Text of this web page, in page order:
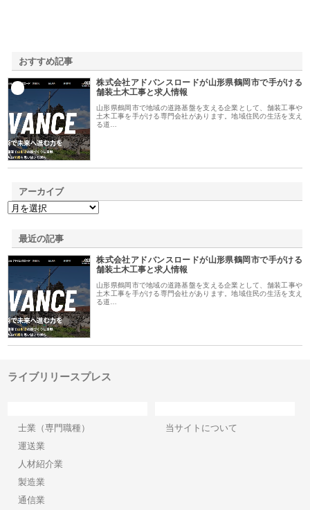
おすすめ記事
株式会社アドバンスロードが山形県鶴岡市で手がける
舗装土木工事と求人情報
山形県鶴岡市で地域の道路基盤を支える企業として、舗装工事や
土木工事を手がける専門会社があります。地域住民の生活を支え
る道…
アーカイブ
最近の記事
株式会社アドバンスロードが山形県鶴岡市で手がける
舗装土木工事と求人情報
山形県鶴岡市で地域の道路基盤を支える企業として、舗装工事や
土木工事を手がける専門会社があります。地域住民の生活を支え
る道…
ライブリリースプレス
士業（専門職種）
運送業
人材紹介業
製造業
通信業
当サイトについて